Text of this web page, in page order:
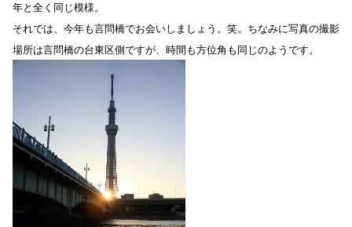
年と全く同じ模様。
それでは、今年も言問橋でお会いしましょう。笑。ちなみに写真の撮影
場所は言問橋の台東区側ですが、時間も方位角も同じのようです。